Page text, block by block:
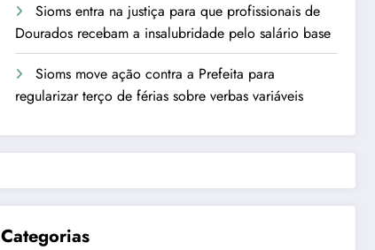
Sioms entra na justiça para que profissionais de
Dourados recebam a insalubridade pelo salário base
Sioms move ação contra a Prefeita para
regularizar terço de férias sobre verbas variáveis
Categorias